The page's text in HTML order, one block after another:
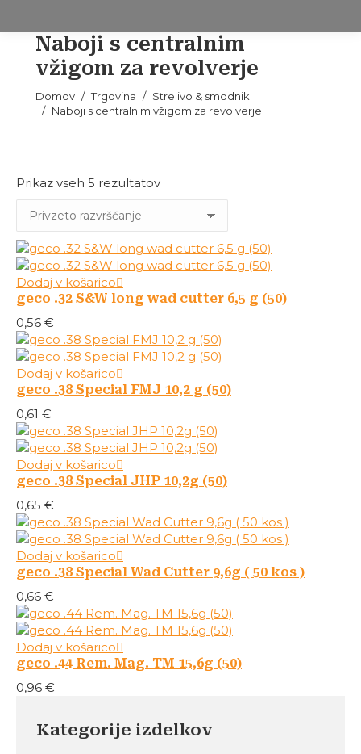
Naboji s centralnim
vžigom za revolverje
Tukaj ste:
Domov Trgovina
Strelivo & smodnik
Naboji s centralnim vžigom za revolverje
Prikaz vseh 5 rezultatov
Dodaj v košarico
geco .32 S&W long wad cutter 6,5 g (50)
0,56 €
Dodaj v košarico
geco .38 Special FMJ 10,2 g (50)
0,61 €
Dodaj v košarico
geco .38 Special JHP 10,2g (50)
0,65 €
Dodaj v košarico
geco .38 Special Wad Cutter 9,6g ( 50 kos )
0,66 €
Dodaj v košarico
geco .44 Rem. Mag. TM 15,6g (50)
0,96 €
Kategorije izdelkov